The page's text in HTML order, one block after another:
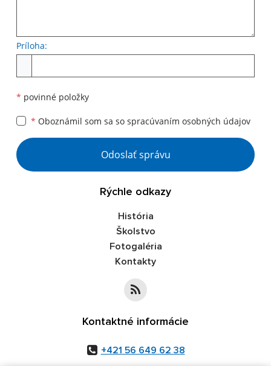
Príloha:
* povinné položky
* Oboznámil som sa so spracúvaním osobných údajov
Google reCaptcha Response
Odoslať správu
Rýchle odkazy
História
Školstvo
Fotogaléria
Kontakty
Kontaktné informácie
+421 56 649 62 38